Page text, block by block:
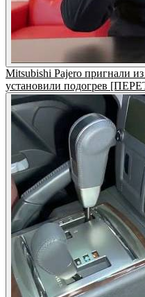
Mitsubishi Pajero пригнали
установили подогрев